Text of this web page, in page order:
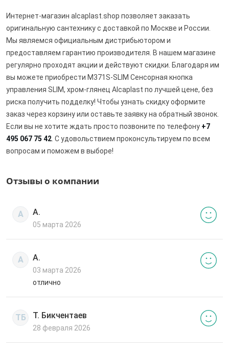
Интернет-магазин alcaplast.shop позволяет заказать
оригинальную сантехнику с доставкой по Москве и России.
Мы являемся официальным дистрибьютором и
предоставляем гарантию производителя. В нашем магазине
регулярно проходят акции и действуют скидки. Благодаря им
вы можете приобрести M371S-SLIM Сенсорная кнопка
управления SLIM, хром-глянец Alcaplast по лучшей цене, без
риска получить подделку! Чтобы узнать скидку оформите
заказ через корзину или оставьте заявку на обратный звонок.
Если вы не хотите ждать просто позвоните по телефону +7
495 067 75 42 . С удовольствием проконсультируем по всем
вопросам и поможем в выборе!
Отзывы о компании
А А.
05 марта 2026
А А.
03 марта 2026
отлично
ТБ Т. Бикчентаев
28 февраля 2026